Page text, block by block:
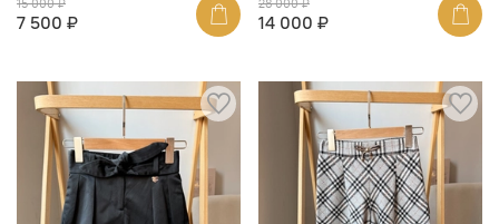
15 000 ₽
7 500 ₽
28 000 ₽
14 000 ₽